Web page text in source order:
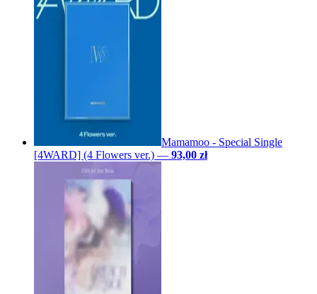
Mamamoo - Special Single
[4WARD] (4 Flowers ver.) — 93,00 zł